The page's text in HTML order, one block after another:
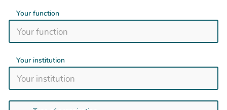
Your function
Your institution